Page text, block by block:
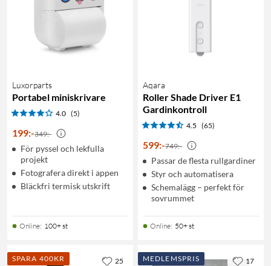
Luxorparts
Portabel miniskrivare
4.0 (5)
199:-349:-
För pyssel och lekfulla
projekt
Fotografera direkt i appen
Bläckfri termisk utskrift
Online: 100+ st
Aqara
Roller Shade Driver E1
Gardinkontroll
4.5 (65)
599:-749:-
Passar de flesta rullgardiner
Styr och automatisera
Schemalägg – perfekt för
sovrummet
Online: 50+ st
SPARA 400KR 25 MEDLEMSPRIS 17